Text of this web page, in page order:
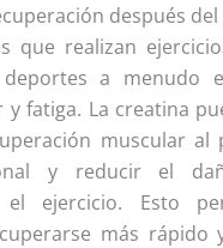
después
que realizan
a menudo
fatiga. La creatina
muscular al
y reducir el
ejercicio. Esto
más rápido